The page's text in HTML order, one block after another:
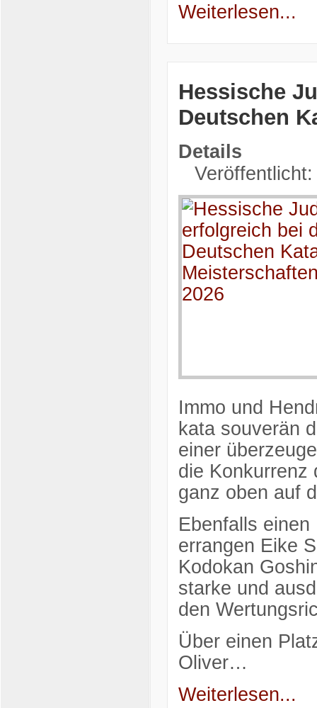
Weiterlesen...
Hessische
Deutschen
Details
Immo und
kata souverän
einer
die Konkurrenz
ganz oben auf
Ebenfalls
errangen Eike
Kodokan
starke und
den
Über einen
Oliver…
Weiterlesen...